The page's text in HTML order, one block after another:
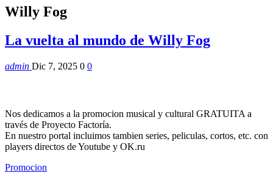
Willy Fog
La vuelta al mundo de Willy Fog
admin Dic 7, 2025 0 0
Nos dedicamos a la promocion musical y cultural GRATUITA a
través de Proyecto Factoría.
En nuestro portal incluimos tambien series, peliculas, cortos, etc. con
players directos de Youtube y OK.ru
Promocion